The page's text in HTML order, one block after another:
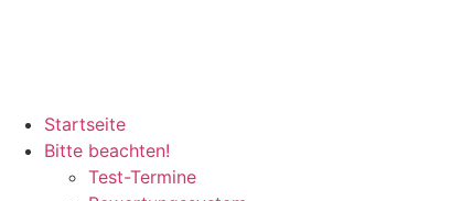
Startseite
Bitte beachten!
Test-Termine